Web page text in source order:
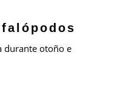
durante otoño e